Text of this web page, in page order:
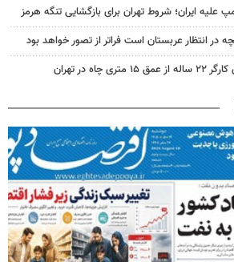
ایران؛ شروط تهران برای بازگشایی تنگه هرمز
در انتظار عربستان است فراتر از تصور خواهد بود
چاه در تهران